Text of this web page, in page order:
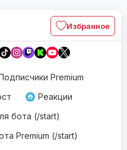
Избранное
Premium
Реакции
бота (/start)
Premium (/start)